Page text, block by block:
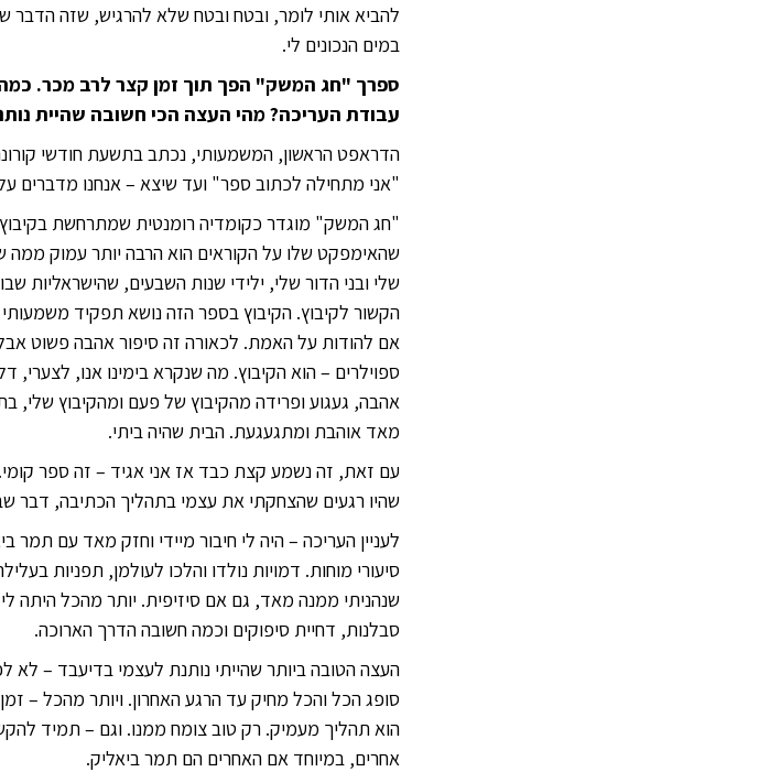
להביא אותי לומר, ובטח ובטח שלא להרגיש, שזה הדבר
במים הנכונים לי.
ספרך "חג המשק" הפך תוך זמן קצר לרב מכר.
עבודת העריכה? מהי העצה הכי חשובה שהיית
הדראפט הראשון, המשמעותי, נכתב בתשעת חודשי
"אני מתחילה לכתוב ספר" ועד שיצא – אנחנו מדברים
"חג המשק" מוגדר כקומדיה רומנטית שמתרחשת בקיבוץ.
שהאימפקט שלו על הקוראים הוא הרבה יותר עמוק ממה
שלי ובני הדור שלי, ילידי שנות השבעים,
הקשור לקיבוץ. הקיבוץ בספר הזה נושא תפקיד
אם להודות על האמת. לכאורה זה סיפור אהבה פשוט
ספוילרים – הוא הקיבוץ. מה שנקרא בימינו אנו,
אהבה, געגוע ופרידה מהקיבוץ של פעם ומהקיבוץ שלי,
מאד אוהבת ומתגעגעת. הבית שהיה ביתי.
עם זאת, זה נשמע קצת כבד אז אני אגיד – זה ספר
שהיו רגעים שהצחקתי את עצמי בתהליך הכתיבה, דבר
לעניין העריכה – היה לי חיבור מיידי וחזק מאד עם תמר
סיעורי מוחות. דמויות נולדו והלכו לעולמן, תפניות
שנהניתי ממנה מאד, גם אם סיזיפית. יותר מהכל היתה
סבלנות, דחיית סיפוקים וכמה חשובה הדרך הארוכה.
העצה הטובה ביותר שהייתי נותנת לעצמי בדיעבד –
סופג הכל והכל מחיק עד הרגע האחרון. ויותר מהכל –
הוא תהליך מעמיק. רק טוב צומח ממנו. וגם – תמיד
אחרים, במיוחד אם האחרים הם תמר ביאליק.